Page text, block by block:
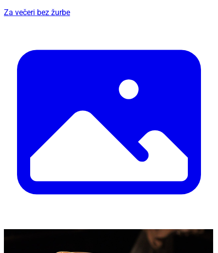
Za večeri bez žurbe